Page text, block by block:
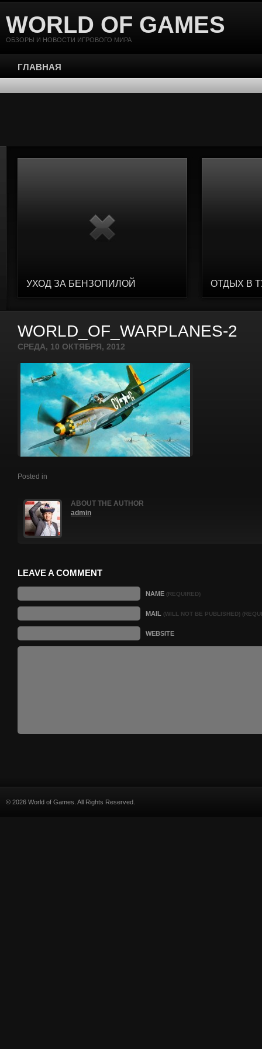
WORLD OF GAMES
ОБЗОРЫ И НОВОСТИ ИГРОВОГО МИРА
ГЛАВНАЯ
УХОД ЗА БЕНЗОПИЛОЙ ОТДЫХ В
WORLD_OF_WARPLANES-2
СРЕДА, 10 ОКТЯБРЯ, 2012
Posted in
ABOUT THE AUTHOR
admin
LEAVE A COMMENT
NAME (REQUIRED)
MAIL (WILL NOT BE PUBLISHED)
WEBSITE
© 2026 World of Games. All Rights Reserved.